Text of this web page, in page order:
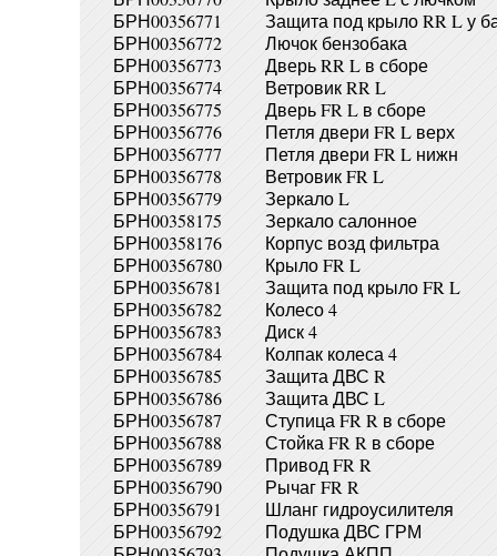
БРН00356771
Защита под крыло RR L у
БРН00356772
Лючок бензобака
БРН00356773
Дверь RR L в сборе
БРН00356774
Ветровик RR L
БРН00356775
Дверь FR L в сборе
БРН00356776
Петля двери FR L верх
БРН00356777
Петля двери FR L нижн
БРН00356778
Ветровик FR L
БРН00356779
Зеркало L
БРН00358175
Зеркало салонное
БРН00358176
Корпус возд фильтра
БРН00356780
Крыло FR L
БРН00356781
Защита под крыло FR L
БРН00356782
Колесо 4
БРН00356783
Диск 4
БРН00356784
Колпак колеса 4
БРН00356785
Защита ДВС R
БРН00356786
Защита ДВС L
БРН00356787
Ступица FR R в сборе
БРН00356788
Стойка FR R в сборе
БРН00356789
Привод FR R
БРН00356790
Рычаг FR R
БРН00356791
Шланг гидроусилителя
БРН00356792
Подушка ДВС ГРМ